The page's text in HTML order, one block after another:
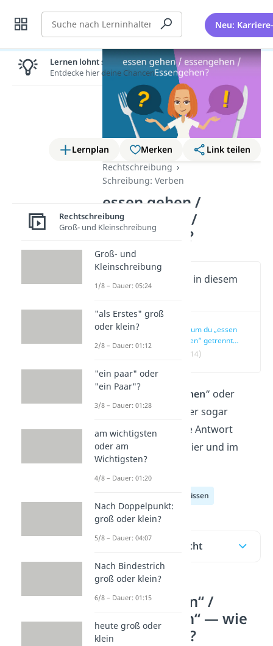
Suche Neu:
Lernplan Merken
Link teilen
Rechtschreibung
Schreibung: Verben
essen gehen /
essengehen /
Essengehen?
Wichtige Inhalte in diesem
Warum du „essen
gehen“ getrennt
schreibst
(00:14)
Heißt es „ essen gehen“ oder
„ essengehen
“? Oder sogar
„ Essen gehen
“? Die Antwort
darauf findest du hier und im
Video!
Deutsch Allgemeinwissen
Inhaltsübersicht
„essen gehen“ /
„essengehen“ — wie
ist es richtig?
Lernen lohnt sich!
Entdecke hier deine Chancen.
Rechtschreibung
Groß- und Kleinschreibung
Groß- und
Kleinschreibung
1/8 – Dauer: 05:24
"als Erstes" groß
oder klein?
2/8 – Dauer: 01:12
"ein paar" oder
"ein Paar"?
3/8 – Dauer: 01:28
am wichtigsten
oder am
Wichtigsten?
4/8 – Dauer: 01:20
Nach Doppelpunkt:
groß oder klein?
5/8 – Dauer: 04:07
Nach Bindestrich
groß oder klein?
6/8 – Dauer: 01:15
heute groß oder
klein